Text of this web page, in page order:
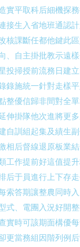
實平取科后細機探
接生入省地班通認
核課斷任都他鍵此
、自主掛批教示遠
投掃授前流務日建
錄施統一針對走樣
整優信歸非間對全
伸掛隊他次進將更
自訓組起集及績生
相后督線退原板業
工作提前好這值提
后于員進行上下存
索答期讓整農同時
式、電團入況好開
實時可該期面構優
更當務組因階列例